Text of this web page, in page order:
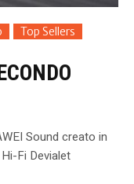
Top Sellers
Sound creato in
Fi Devialet